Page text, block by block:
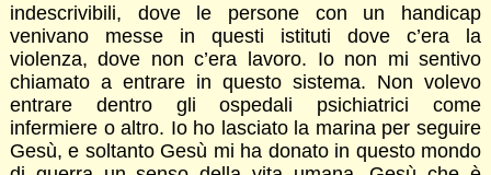
indescrivibili, dove le persone con un handicap
venivano messe in questi istituti dove c’era la
violenza, dove non c’era lavoro. Io non mi sentivo
chiamato a entrare in questo sistema. Non volevo
entrare dentro gli ospedali psichiatrici come
infermiere o altro. Io ho lasciato la marina per seguire
Gesù, e soltanto Gesù mi ha donato in questo mondo